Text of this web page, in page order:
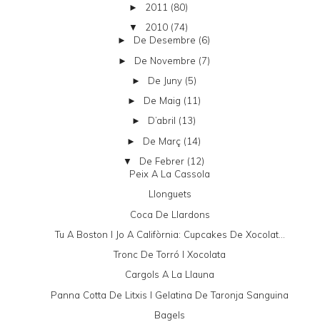
► 2011 (80)
▼ 2010 (74)
► De Desembre (6)
► De Novembre (7)
► De Juny (5)
► De Maig (11)
► D’abril (13)
► De Març (14)
▼ De Febrer (12)
Peix A La Cassola
Llonguets
Coca De Llardons
Tu A Boston I Jo A Califòrnia: Cupcakes De Xocolat...
Tronc De Torró I Xocolata
Cargols A La Llauna
Panna Cotta De Litxis I Gelatina De Taronja Sanguina
Bagels